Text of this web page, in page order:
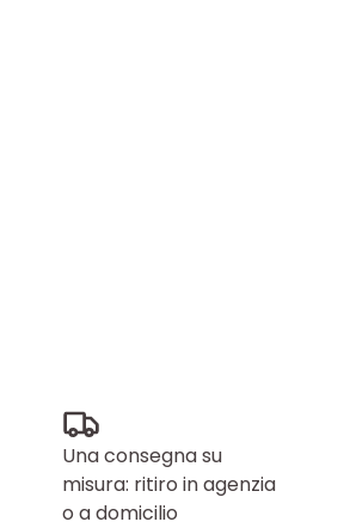
Una consegna su
misura: ritiro in agenzia
o a domicilio